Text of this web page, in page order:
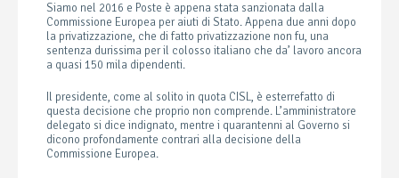
Siamo nel 2016 e Poste è appena stata sanzionata dalla
Commissione Europea per aiuti di Stato. Appena due anni dopo
la privatizzazione, che di fatto privatizzazione non fu, una
sentenza durissima per il colosso italiano che da’ lavoro ancora
a quasi 150 mila dipendenti.
Il presidente, come al solito in quota CISL, è esterrefatto di
questa decisione che proprio non comprende. L’amministratore
delegato si dice indignato, mentre i quarantenni al Governo si
dicono profondamente contrari alla decisione della
Commissione Europea.